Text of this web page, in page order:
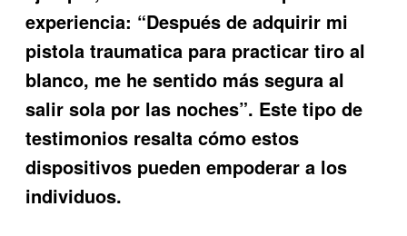
experiencia: “Después de adquirir mi
pistola traumatica para practicar tiro al
blanco, me he sentido más segura al
salir sola por las noches”. Este tipo de
testimonios resalta cómo estos
dispositivos pueden empoderar a los
individuos.